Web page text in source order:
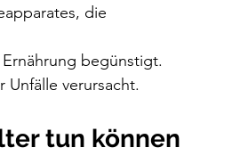
die
begünstigt.
verursacht.
tun können